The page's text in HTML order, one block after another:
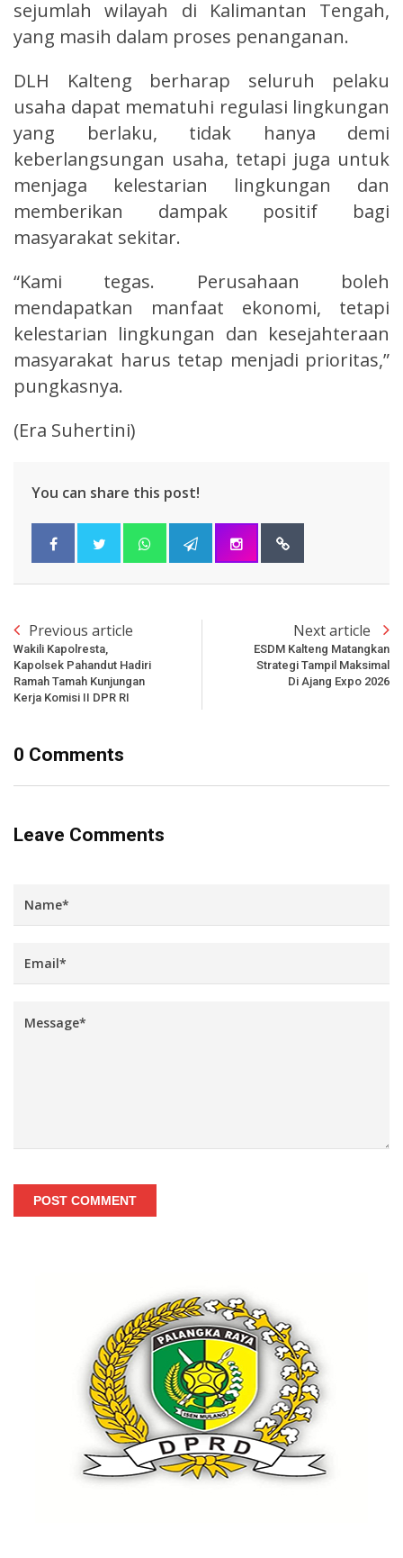
sejumlah wilayah di Kalimantan Tengah,
yang masih dalam proses penanganan.
DLH Kalteng berharap seluruh pelaku
usaha dapat mematuhi regulasi lingkungan
yang berlaku, tidak hanya demi
keberlangsungan usaha, tetapi juga untuk
menjaga kelestarian lingkungan dan
memberikan dampak positif bagi
masyarakat sekitar.
“Kami tegas. Perusahaan boleh
mendapatkan manfaat ekonomi, tetapi
kelestarian lingkungan dan kesejahteraan
masyarakat harus tetap menjadi prioritas,”
pungkasnya.
(Era Suhertini)
You can share this post!
Previous article
Wakili Kapolresta,
Kapolsek Pahandut Hadiri
Ramah Tamah Kunjungan
Kerja Komisi II DPR RI
Next article
ESDM Kalteng Matangkan
Strategi Tampil Maksimal
Di Ajang Expo 2026
0 Comments
Leave Comments
POST COMMENT